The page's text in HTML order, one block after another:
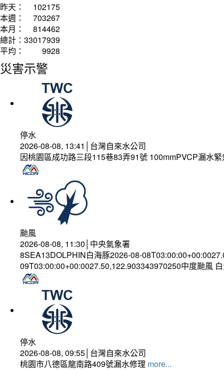
昨天：
102175
本週：
703267
本月：
814462
總計： 33017939
平均：
9928
災害示警
停水
2026-08-08, 13:41│台灣自來水公司
因桃園區成功路三段115巷83弄91號 100mmPVCP漏水
颱風
2026-08-08, 11:30│中央氣象署
8SEA13DOLPHIN白海豚2026-08-
09T03:00:00+00:0027.50,122.903343970250中度颱風
停水
2026-08-08, 09:55│台灣自來水公司
桃園市八德區龍南路409號漏水修理 more...